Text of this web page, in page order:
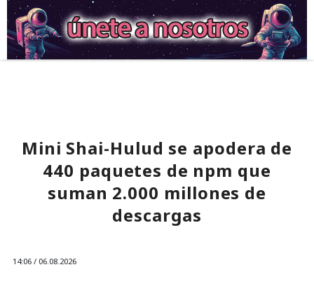
Mini Shai-Hulud se apodera de
440 paquetes de npm que
suman 2.000 millones de
descargas
14:06 / 06.08.2026